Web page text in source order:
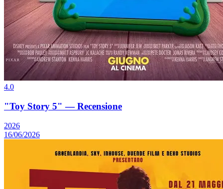
4.0
"Toy Story 5" — Recensione
2026
16/06/2026